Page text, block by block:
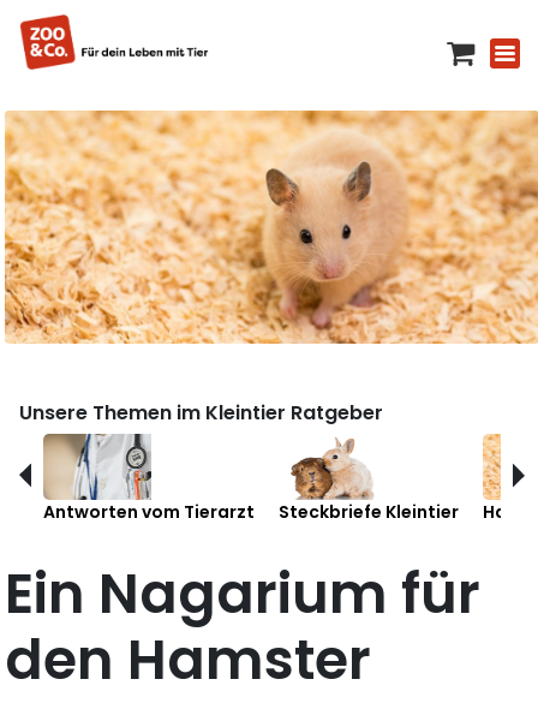
Unsere Themen im Kleintier Ratgeber
Antworten vom Tierarzt Steckbriefe Kleintier
Ein Nagarium für
den Hamster